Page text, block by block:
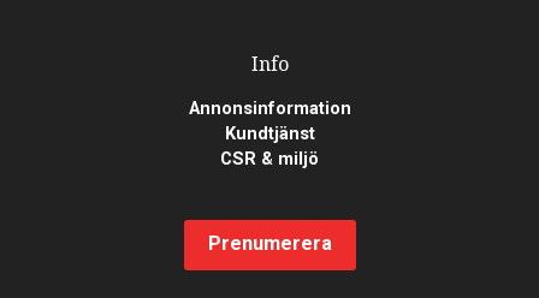
Info
Annonsinformation
Kundtjänst
CSR & miljö
Prenumerera